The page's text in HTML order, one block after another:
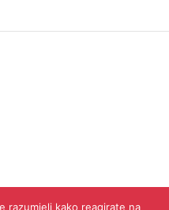
razumjeli kako reagirate na